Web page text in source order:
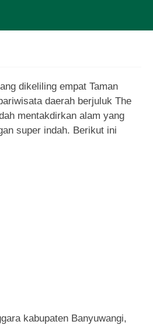
dikeliling empat Taman
daerah berjuluk The
mentakdirkan alam yang
super indah. Berikut ini
kabupaten Banyuwangi,